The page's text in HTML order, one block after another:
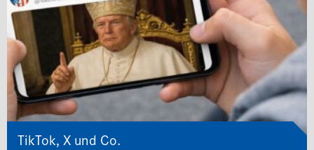
TikTok, X und Co.